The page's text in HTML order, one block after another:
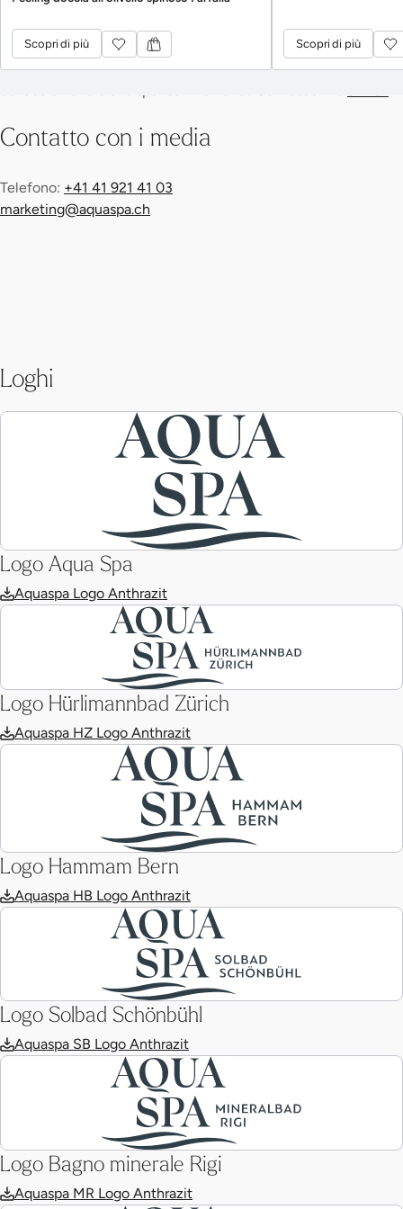
Scopri di più Scopri di più
Zürich".
Avete bisogno di altro materiale o state progettando una
Contatto con i media
Telefono: +41 41 921 41 03
marketing@aquaspa.ch
Loghi
Logo Aqua Spa
Aquaspa Logo Anthrazit
Logo Hürlimannbad Zürich
Aquaspa HZ Logo Anthrazit
Logo Hammam Bern
Aquaspa HB Logo Anthrazit
Logo Solbad Schönbühl
Aquaspa SB Logo Anthrazit
Logo Bagno minerale Rigi
Aquaspa MR Logo Anthrazit